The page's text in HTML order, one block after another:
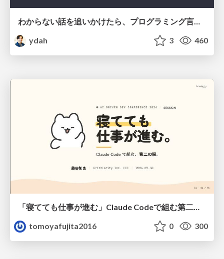
わからない話を追いかけたら、プログラミング言語を作る側にいた
ydah
3 460
「寝てても仕事が進む」Claude Codeで組む第二の脳
tomoyafujita2016
0 300